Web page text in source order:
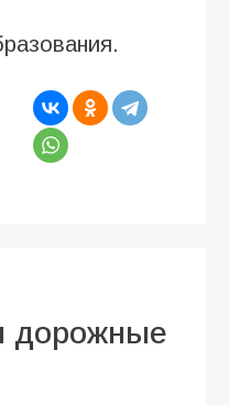
дорожные